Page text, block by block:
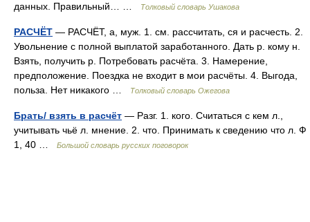
данных. Правильный… …
Толковый словарь Ушакова
РАСЧЁТ — РАСЧЁТ, а, муж. 1. см. рассчитать, ся и расчесть. 2.
Увольнение с полной выплатой заработанного. Дать р. кому н.
Взять, получить р. Потребовать расчёта. 3. Намерение,
предположение. Поездка не входит в мои расчёты. 4. Выгода,
польза. Нет никакого …
Толковый словарь Ожегова
Брать/ взять в расчёт — Разг. 1. кого. Считаться с кем л.,
учитывать чьё л. мнение. 2. что. Принимать к сведению что л. Ф
1, 40 …
Большой словарь русских поговорок